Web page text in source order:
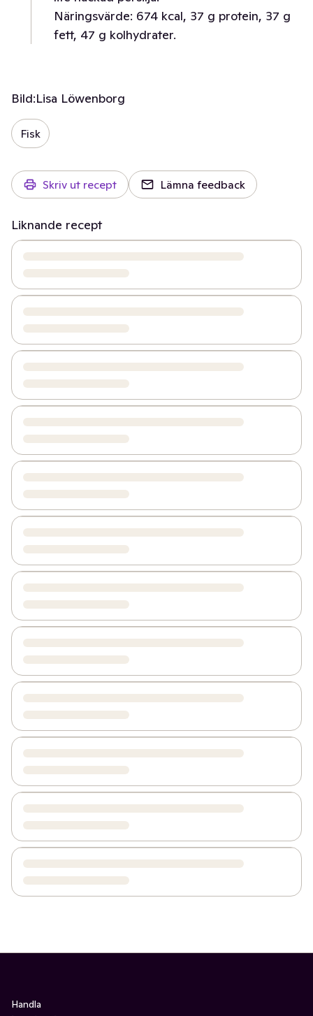
Näringsvärde: 674 kcal, 37 g protein, 37 g
fett, 47 g kolhydrater.
Bild:Lisa Löwenborg
Fisk
Skriv ut recept Lämna feedback
Liknande recept
Handla